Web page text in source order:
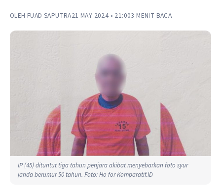
OLEH FUAD SAPUTRA21 MAY 2024 • 21:003 MENIT BACA
IP (45) dituntut tiga tahun penjara akibat menyebarkan foto syur
janda berumur 50 tahun. Foto: Ho for Komparatif.ID